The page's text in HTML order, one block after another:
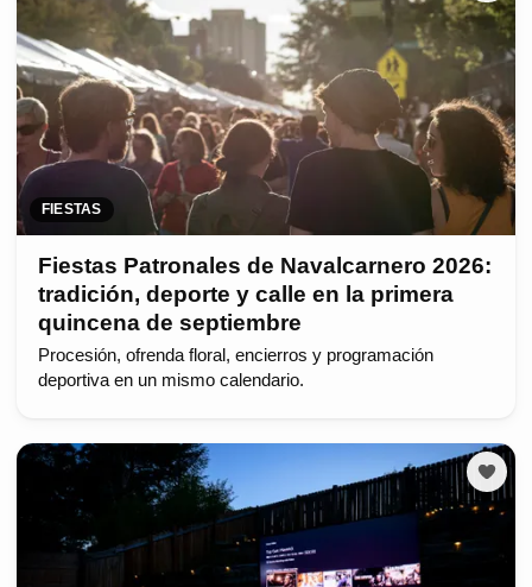
FIESTAS
Fiestas Patronales de Navalcarnero 2026:
tradición, deporte y calle en la primera
quincena de septiembre
Procesión, ofrenda floral, encierros y programación
deportiva en un mismo calendario.